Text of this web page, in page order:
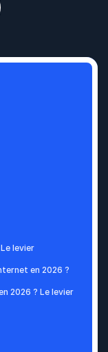
levier
en 2026 ?
2026 ? Le levier